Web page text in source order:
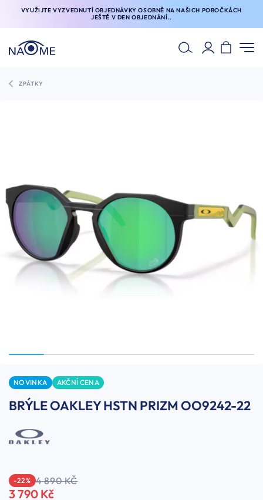
VYUŽIJTE VYZVEDNUTÍ OBJEDNÁVKY OSOBNĚ NA NAŠICH POBOČKÁCH
JEŠTĚ V DEN OBJEDNÁNÍ..
ZPÁTKY
NOVINKA AKČNÍ CENA
BRÝLE OAKLEY HSTN PRIZM OO9242-22
-22 % 4 890 KČ
3 790 Kč